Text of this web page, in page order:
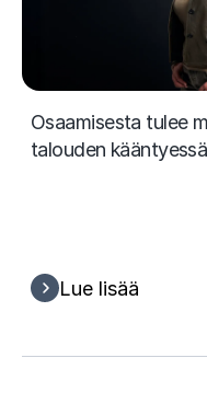
Osaamisesta tulee
talouden
Lue lisää